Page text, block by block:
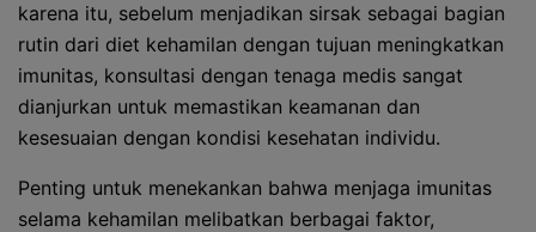
karena itu, sebelum menjadikan sirsak sebagai bagian
rutin dari diet kehamilan dengan tujuan meningkatkan
imunitas, konsultasi dengan tenaga medis sangat
dianjurkan untuk memastikan keamanan dan
kesesuaian dengan kondisi kesehatan individu.
Penting untuk menekankan bahwa menjaga imunitas
selama kehamilan melibatkan berbagai faktor,